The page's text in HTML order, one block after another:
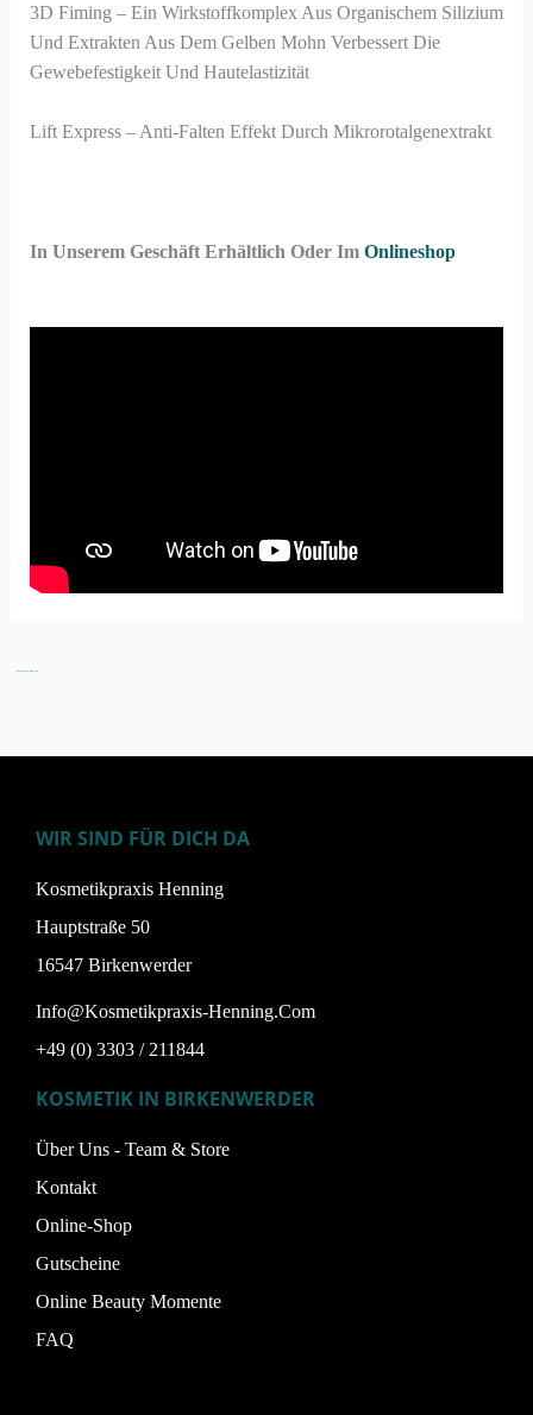
3D Fiming – Ein Wirkstoffkomplex Aus Organischem Silizium
Und Extrakten Aus Dem Gelben Mohn Verbessert Die
Gewebefestigkeit Und Hautelastizität
Lift Express – Anti-Falten Effekt Durch Mikrorotalgenextrakt
In Unserem Geschäft Erhältlich Oder Im Onlineshop
WIR SIND FÜR DICH DA
Kosmetikpraxis Henning
Hauptstraße 50
16547 Birkenwerder
Info@kosmetikpraxis-Henning.com
+49 (0) 3303 / 211844
KOSMETIK IN BIRKENWERDER
Über Uns - Team & Store
Kontakt
Online-Shop
Gutscheine
Online Beauty Momente
FAQ